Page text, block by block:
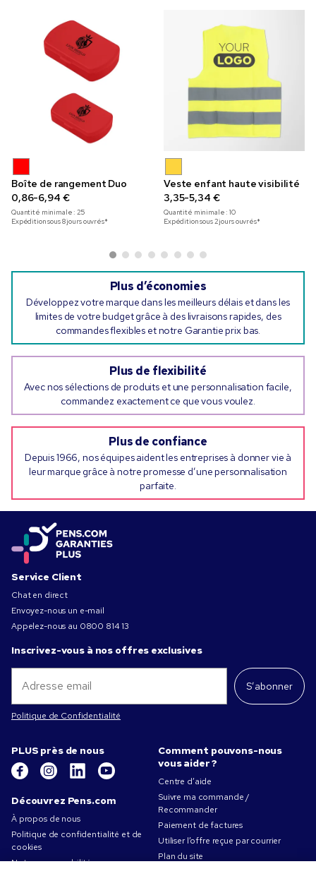
Boîte de rangement Duo
0,86-6,94 €
Quantité minimale :25
Expédition sous 8 jours ouvrés*
Veste enfant haute visibilité
3,35-5,34 €
Quantité minimale :10
Expédition sous 2 jours ouvrés*
Plus d’économies
Développez votre marque dans les meilleurs délais et dans les
limites de votre budget grâce à des livraisons rapides, des
commandes flexibles et notre Garantie prix bas.
Plus de flexibilité
Avec nos sélections de produits et une personnalisation facile,
commandez exactement ce que vous voulez.
Plus de confiance
Depuis 1966, nos équipes aident les entreprises à donner vie à
leur marque grâce à notre promesse d’une personnalisation
parfaite.
Service Client
Chat en direct
Envoyez-nous un e-mail
Appelez-nous au 0800 814 13
Inscrivez-vous à nos offres exclusives
S’abonner
Politique de Confidentialité
PLUS près de nous
Découvrez Pens.com
À propos de nous
Politique de confidentialité et de
cookies
Notre responsabilité
Comment pouvons-nous
vous aider ?
Centre d’aide
Suivre ma commande /
Recommander
Paiement de factures
Utiliser l’offre reçue par courrier
Plan du site